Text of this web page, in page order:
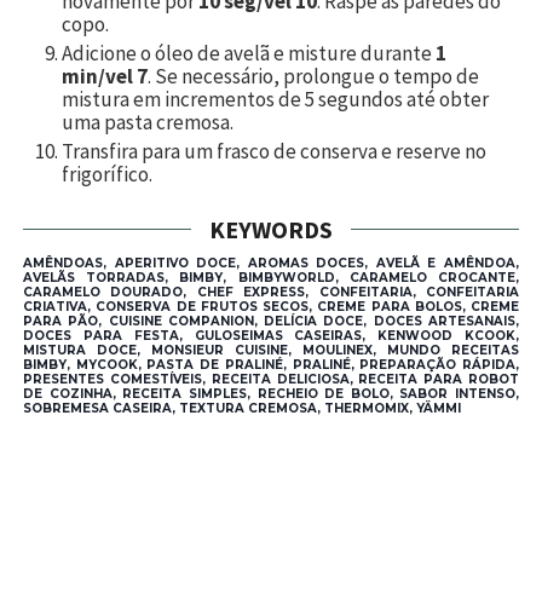
copo.
Adicione o óleo de avelã e misture durante1
min/vel 7. Se necessário, prolongue o tempo de
mistura em incrementos de 5 segundos até obter
uma pasta cremosa.
Transfira para um frasco de conserva e reserve no
frigorífico.
KEYWORDS
AMÊNDOAS, APERITIVO DOCE, AROMAS DOCES, AVELÃ E AMÊNDOA,
AVELÃS TORRADAS, BIMBY, BIMBYWORLD, CARAMELO CROCANTE,
CARAMELO DOURADO, CHEF EXPRESS, CONFEITARIA, CONFEITARIA
CRIATIVA, CONSERVA DE FRUTOS SECOS, CREME PARA BOLOS, CREME
PARA PÃO, CUISINE COMPANION, DELÍCIA DOCE, DOCES ARTESANAIS,
DOCES PARA FESTA, GULOSEIMAS CASEIRAS, KENWOOD KCOOK,
MISTURA DOCE, MONSIEUR CUISINE, MOULINEX, MUNDO RECEITAS
BIMBY, MYCOOK, PASTA DE PRALINÉ, PRALINÉ, PREPARAÇÃO RÁPIDA,
PRESENTES COMESTÍVEIS, RECEITA DELICIOSA, RECEITA PARA ROBOT
DE COZINHA, RECEITA SIMPLES, RECHEIO DE BOLO, SABOR INTENSO,
SOBREMESA CASEIRA, TEXTURA CREMOSA, THERMOMIX, YÄMMI